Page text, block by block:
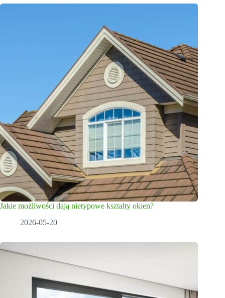
Jakie możliwości dają nietypowe kształty okien?
2026-05-20